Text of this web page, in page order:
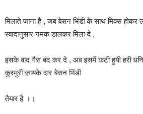
मिलाते जाना है , जब बेसन भिंडी के साथ मिक्स होकर
स्वादानुसार नमक डालकर मिला दे ,
इसके बाद गैस बंद कर दे , अब इसमें कटी हुयी हरी
कुरमुरी ज़ायके दार बेसन भिंडी
तैयार है ।।